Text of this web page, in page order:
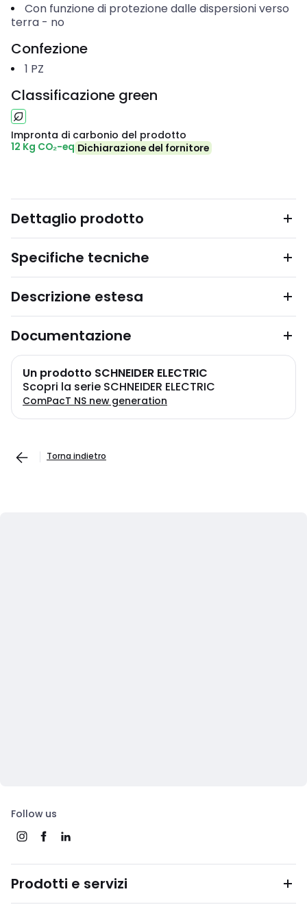
Con funzione di protezione dalle dispersioni verso
terra - no
Confezione
1 PZ
Classificazione green
Impronta di carbonio del prodotto
12 Kg CO₂-eq Dichiarazione del fornitore
Dettaglio prodotto
Specifiche tecniche
Descrizione estesa
Documentazione
Un prodotto SCHNEIDER ELECTRIC
Scopri la serie SCHNEIDER ELECTRIC
ComPacT NS new generation
Torna indietro
Follow us
Prodotti e servizi